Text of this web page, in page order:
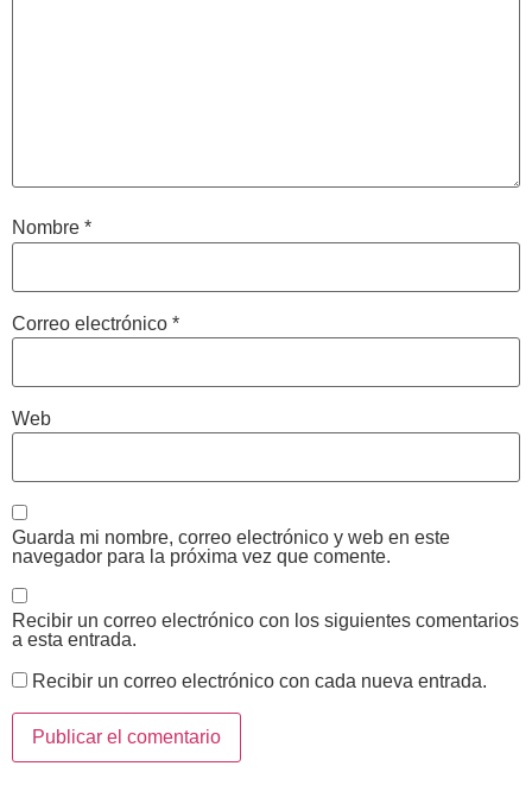
Nombre *
Correo electrónico *
Web
Guarda mi nombre, correo electrónico y web en este
navegador para la próxima vez que comente.
Recibir un correo electrónico con los siguientes comentarios
a esta entrada.
Recibir un correo electrónico con cada nueva entrada.